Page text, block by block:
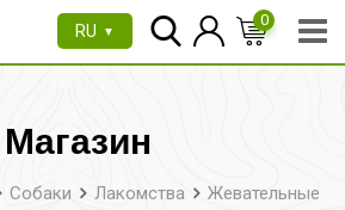
RU ▼
0
Магазин
Собаки Лакомства
Жевательные